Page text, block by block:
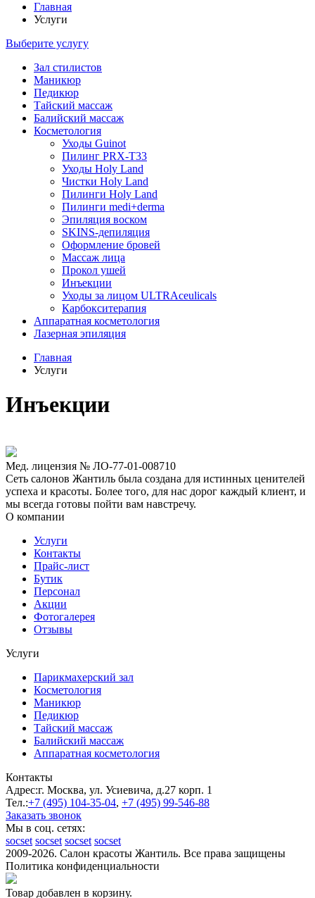
Главная
Услуги
Выберите услугу
Зал стилистов
Маникюр
Педикюр
Тайский массаж
Балийский массаж
Косметология
Уходы Guinot
Пилинг PRX-T33
Уходы Holy Land
Чистки Holy Land
Пилинги Holy Land
Пилинги medi+derma
Эпиляция воском
SKINS-депиляция
Оформление бровей
Массаж лица
Прокол ушей
Инъекции
Уходы за лицом ULTRAceulicals
Карбокситерапия
Аппаратная косметология
Лазерная эпиляция
Главная
Услуги
Инъекции
Мед. лицензия № ЛО-77-01-008710
Сеть салонов Жантиль была создана для истинных ценителей
успеха и красоты. Более того, для нас дорог каждый клиент, и
мы всегда готовы пойти вам навстречу.
О компании
Услуги
Контакты
Прайс-лист
Бутик
Персонал
Акции
Фотогалерея
Отзывы
Услуги
Парикмахерский зал
Косметология
Маникюр
Педикюр
Тайский массаж
Балийский массаж
Аппаратная косметология
Контакты
Адрес:г. Москва, ул. Усиевича, д.27 корп. 1
Тел.:+7 (495) 104-35-04, +7 (495) 99-546-88
Заказать звонок
Мы в соц. сетях:
socset socset socset socset
2009-2026. Салон красоты Жантиль. Все права защищены
Политика конфиденциальности
Товар добавлен в корзину.